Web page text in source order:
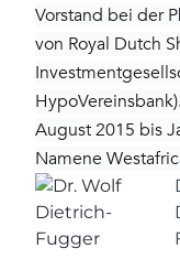
Vorstand bei der
von Royal Dutch
August 2015 bis
Namene